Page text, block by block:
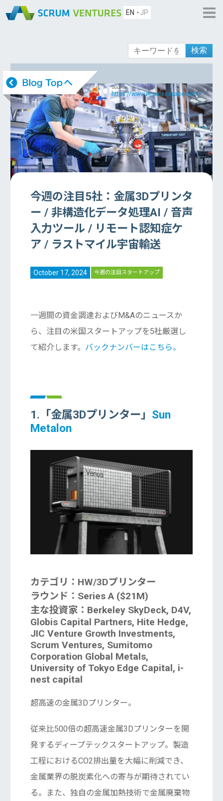
EN JP
検索
Source:
https://www.impulsespace.com/...
今週の注目5社：金属3Dプリンタ
ー / 非構造化データ処理AI / 音声
入力ツール / リモート認知症ケ
ア / ラストマイル宇宙輸送
October 17, 2024 今週の注目スタートアップ
一週間の資金調達およびM&Aのニュースか
ら、注目の米国スタートアップを5社厳選し
て紹介します。 バックナンバーはこちら。
1.「金属3Dプリンター」 Sun
Metalon
カテゴリ：HW/3Dプリンター
ラウンド：Series A ($21M)
主な投資家：Berkeley SkyDeck, D4V,
Globis Capital Partners, Hite Hedge,
JIC Venture Growth Investments,
Scrum Ventures, Sumitomo
Corporation Global Metals,
University of Tokyo Edge Capital, i-
nest capital
超高速の金属3Dプリンター。
従来比500倍の超高速金属3Dプリンターを開
発するディープテックスタートアップ。製造
工程におけるCO2排出量を大幅に削減でき、
金属業界の脱炭素化への寄与が期待されてい
る。また、独自の金属加熱技術で金属廃棄物